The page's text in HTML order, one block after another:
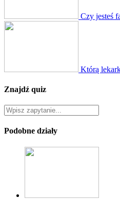
Czy jesteś
Którą
Znajdź quiz
Podobne działy